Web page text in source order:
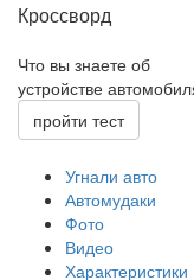
Кроссворд
Что вы знаете об
устройстве
пройти тест
Угнали авто
Автомудаки
Фото
Видео
Характеристики